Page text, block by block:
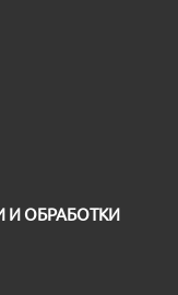
ОБРАБОТКИ